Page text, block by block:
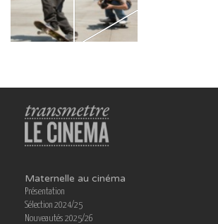
Maternelle au cinéma
Présentation
Sélection 2024/25
Nouveautés 2025/26